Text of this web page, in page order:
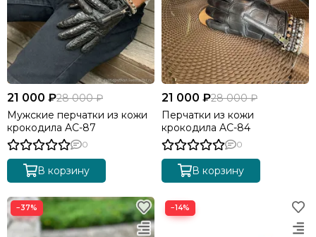
21 000 ₽28 000 ₽
Мужские перчатки из кожи
крокодила AC-87
0
В корзину
21 000 ₽28 000 ₽
Перчатки из кожи
крокодила AC-84
0
В корзину
−37% −14%